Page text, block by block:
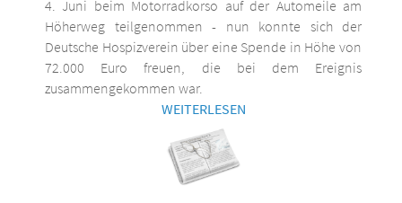
4. Juni beim Motorradkorso auf der Automeile am
Höherweg teilgenommen - nun konnte sich der
Deutsche Hospizverein über eine Spende in Höhe von
72.000 Euro freuen, die bei dem Ereignis
zusammengekommen war.
WEITERLESEN